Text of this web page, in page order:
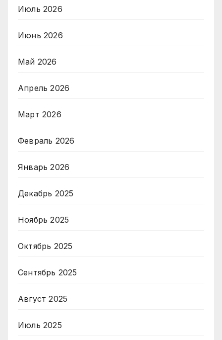
Июль 2026
Июнь 2026
Май 2026
Апрель 2026
Март 2026
Февраль 2026
Январь 2026
Декабрь 2025
Ноябрь 2025
Октябрь 2025
Сентябрь 2025
Август 2025
Июль 2025